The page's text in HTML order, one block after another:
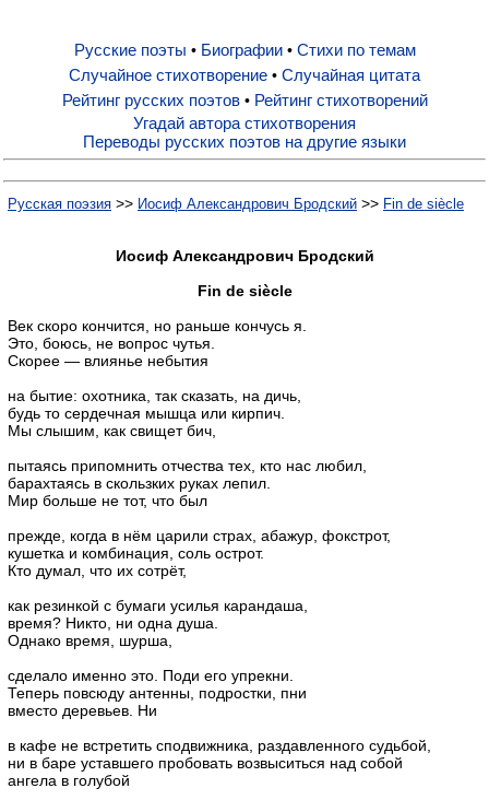
Русские поэты
Биографии
Стихи по темам
Случайное стихотворение
Случайная цитата
Рейтинг стихотворений
Русские поэты • Биографии• Стихи по темам
Случайное стихотворение • Случайная цитата
Рейтинг русских поэтов• Рейтинг стихотворений
Угадай автора стихотворения
Переводы русских поэтов на другие языки
Русская поэзия >> Иосиф Александрович Бродский >> Fin de siècle
Иосиф Александрович Бродский
Fin de siècle
Век скоро кончится, но раньше кончусь я.
Это, боюсь, не вопрос чутья.
Скорее — влиянье небытия
на бытие: охотника, так сказать, на дичь,
будь то сердечная мышца или кирпич.
Мы слышим, как свищет бич,
пытаясь припомнить отчества тех, кто нас любил,
барахтаясь в скользких руках лепил.
Мир больше не тот, что был
прежде, когда в нём царили страх, абажур, фокстрот,
кушетка и комбинация, соль острот.
Кто думал, что их сотрёт,
как резинкой с бумаги усилья карандаша,
время? Никто, ни одна душа.
Однако время, шурша,
сделало именно это. Поди его упрекни.
Теперь повсюду антенны, подростки, пни
вместо деревьев. Ни
в кафе не встретить сподвижника, раздавленного судьбой,
ни в баре уставшего пробовать возвыситься над собой
ангела в голубой